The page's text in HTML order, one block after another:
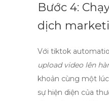
Bước 4:
dịch
Với tiktok
upload video lên
khoản cùng một
sự hiện diện của